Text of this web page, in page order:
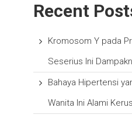
Recent
Kromosom Y pada
Seserius Ini
Bahaya Hipertensi
Wanita Ini Alami